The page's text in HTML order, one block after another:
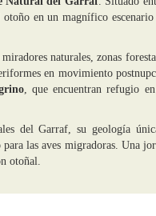
en un magnífico escenario
naturales, zonas
en movimiento
, que encuentran refugio en
del Garraf, su geología
las aves migradoras. Una
otoñal.